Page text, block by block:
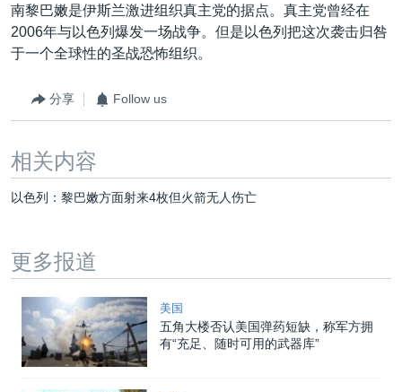
南黎巴嫩是伊斯兰激进组织真主党的据点。真主党曾经在
2006年与以色列爆发一场战争。但是以色列把这次袭击归咎
于一个全球性的圣战恐怖组织。
分享 Follow us
相关内容
以色列：黎巴嫩方面射来4枚但火箭无人伤亡
更多报道
美国
五角大楼否认美国弹药短缺，称军方拥
有“充足、随时可用的武器库”